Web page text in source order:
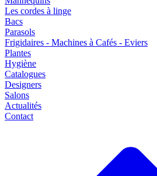
Les cordes à linge
Bacs
Parasols
Frigidaires - Machines à Cafés - Eviers
Plantes
Hygiène
Catalogues
Designers
Salons
Actualités
Contact